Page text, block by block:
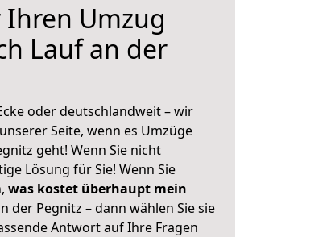
Ihren Umzug
Lauf an der
oder deutschlandweit – wir
Seite, wenn es Umzüge
geht! Wenn Sie nicht
Lösung für Sie! Wenn Sie
was kostet überhaupt mein
der Pegnitz – dann wählen Sie sie
Antwort auf Ihre Fragen